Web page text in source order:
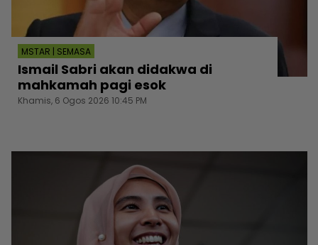
MSTAR | SEMASA
Ismail Sabri akan didakwa di
mahkamah pagi esok
Khamis, 6 Ogos 2026 10:45 PM